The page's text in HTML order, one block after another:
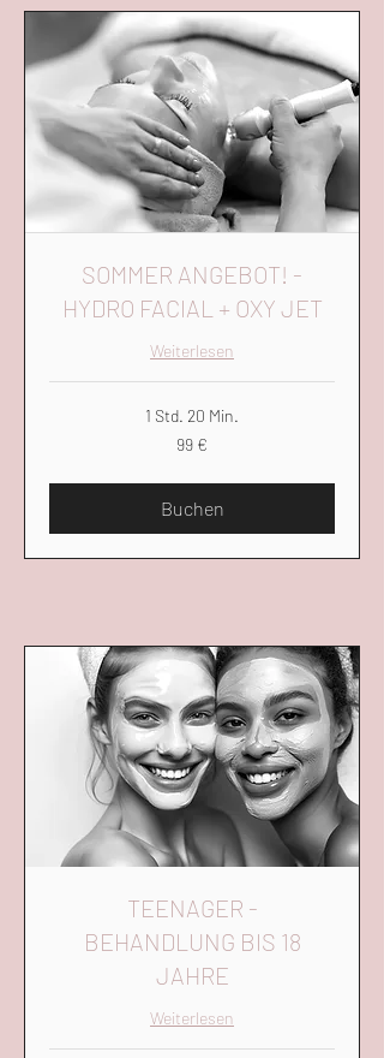
SOMMER ANGEBOT! -
HYDRO FACIAL + OXY JET
Weiterlesen
1 Std. 20 Min.
99 €
Buchen
TEENAGER -
BEHANDLUNG BIS 18
JAHRE
Weiterlesen